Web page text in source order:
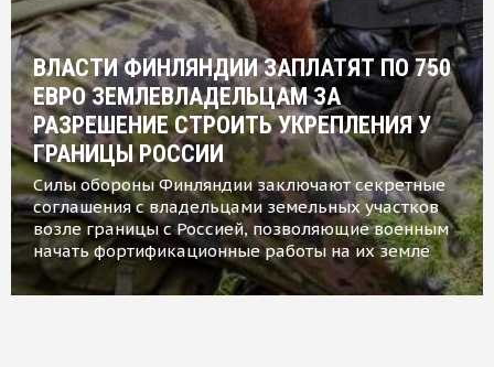
ВЛАСТИ ФИНЛЯНДИИ ЗАПЛАТЯТ ПО 750
ЕВРО ЗЕМЛЕВЛАДЕЛЬЦАМ ЗА
РАЗРЕШЕНИЕ СТРОИТЬ УКРЕПЛЕНИЯ У
ГРАНИЦЫ РОССИИ
Силы обороны Финляндии заключают секретные
соглашения с владельцами земельных участков
возле границы с Россией, позволяющие военным
начать фортификационные работы на их земле